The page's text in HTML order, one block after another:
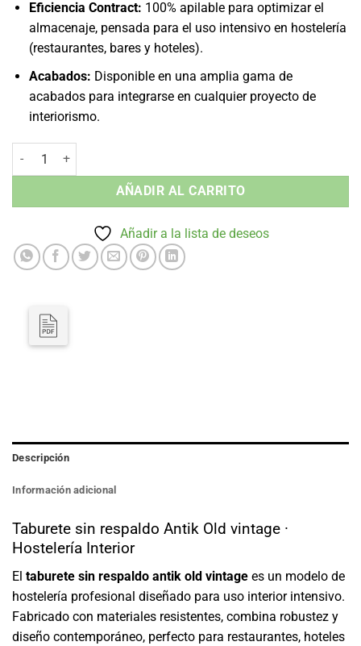
Eficiencia Contract: 100% apilable para optimizar el
almacenaje, pensada para el uso intensivo en hostelería
(restaurantes, bares y hoteles).
Acabados: Disponible en una amplia gama de
acabados para integrarse en cualquier proyecto de
interiorismo.
Taburete sin Brazos Antik Old - Apilable Madera Interior cantidad
AÑADIR AL CARRITO
Añadir a la lista de deseos
Descripción
Información adicional
Taburete sin respaldo Antik Old vintage ·
Hostelería Interior
El taburete sin respaldo antik old vintage es un modelo de
hostelería profesional diseñado para uso interior intensivo.
Fabricado con materiales resistentes, combina robustez y
diseño contemporáneo, perfecto para restaurantes, hoteles